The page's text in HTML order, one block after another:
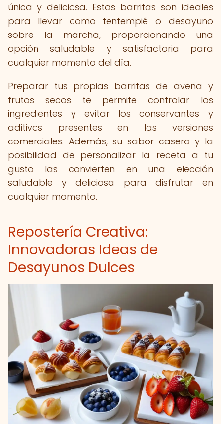
única y deliciosa. Estas barritas son ideales
para llevar como tentempié o desayuno
sobre la marcha, proporcionando una
opción saludable y satisfactoria para
cualquier momento del día.
Preparar tus propias barritas de avena y
frutos secos te permite controlar los
ingredientes y evitar los conservantes y
aditivos presentes en las versiones
comerciales. Además, su sabor casero y la
posibilidad de personalizar la receta a tu
gusto las convierten en una elección
saludable y deliciosa para disfrutar en
cualquier momento.
Repostería Creativa:
Innovadoras Ideas de
Desayunos Dulces